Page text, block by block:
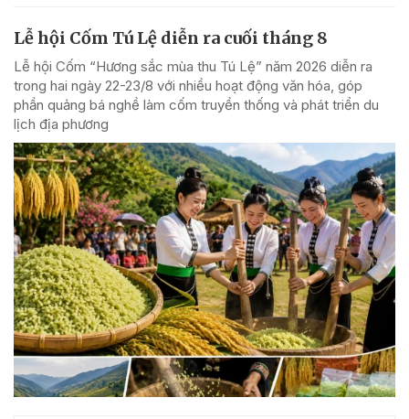
Lễ hội Cốm Tú Lệ diễn ra cuối tháng 8
Lễ hội Cốm “Hương sắc mùa thu Tú Lệ” năm 2026 diễn ra
trong hai ngày 22-23/8 với nhiều hoạt động văn hóa, góp
phần quảng bá nghề làm cốm truyền thống và phát triển du
lịch địa phương